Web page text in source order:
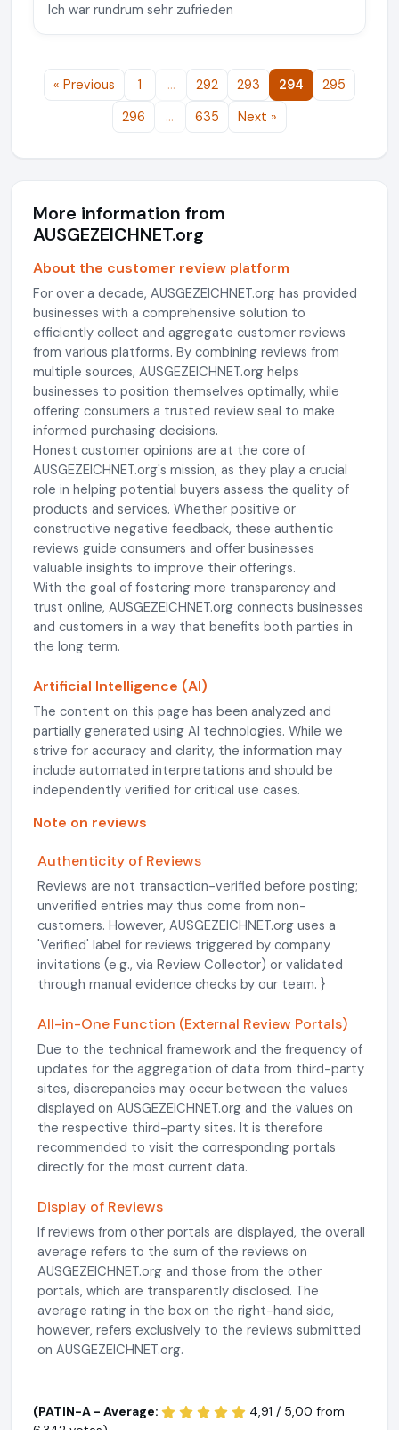
Ich war rundrum sehr zufrieden
« Previous 1 … 292 293 294
295
296
… 635 Next »
More information from
AUSGEZEICHNET.org
About the customer review platform
For over a decade, AUSGEZEICHNET.org has provided
businesses with a comprehensive solution to
efficiently collect and aggregate customer reviews
from various platforms. By combining reviews from
multiple sources, AUSGEZEICHNET.org helps
businesses to position themselves optimally, while
offering consumers a trusted review seal to make
informed purchasing decisions.
Honest customer opinions are at the core of
AUSGEZEICHNET.org's mission, as they play a crucial
role in helping potential buyers assess the quality of
products and services. Whether positive or
constructive negative feedback, these authentic
reviews guide consumers and offer businesses
valuable insights to improve their offerings.
With the goal of fostering more transparency and
trust online, AUSGEZEICHNET.org connects businesses
and customers in a way that benefits both parties in
the long term.
Artificial Intelligence (AI)
The content on this page has been analyzed and
partially generated using AI technologies. While we
strive for accuracy and clarity, the information may
include automated interpretations and should be
independently verified for critical use cases.
Note on reviews
Authenticity of Reviews
Reviews are not transaction-verified before posting;
unverified entries may thus come from non-
customers. However, AUSGEZEICHNET.org uses a
'Verified' label for reviews triggered by company
invitations (e.g., via Review Collector) or validated
through manual evidence checks by our team. }
All-in-One Function (External Review Portals)
Due to the technical framework and the frequency of
updates for the aggregation of data from third-party
sites, discrepancies may occur between the values
displayed on AUSGEZEICHNET.org and the values on
the respective third-party sites. It is therefore
recommended to visit the corresponding portals
directly for the most current data.
Display of Reviews
If reviews from other portals are displayed, the overall
average refers to the sum of the reviews on
AUSGEZEICHNET.org and those from the other
portals, which are transparently disclosed. The
average rating in the box on the right-hand side,
however, refers exclusively to the reviews submitted
on AUSGEZEICHNET.org.
(PATIN-A - Average:
4,91 / 5,00 from